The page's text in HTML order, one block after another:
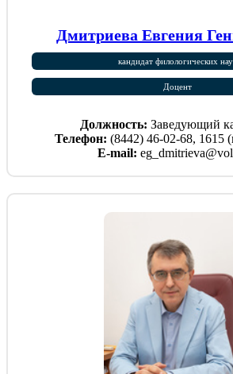
Дмитриева Евгения
кандидат филологических
Доцент
Должность: Заведующий
Телефон: (8442) 46-02-68, 1615
E-mail: